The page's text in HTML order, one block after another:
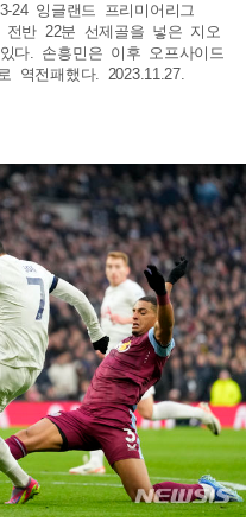
24 잉글랜드 프리미어리그
반 22분 선제골을 넣은 지오
다. 손흥민은 이후 오프사이드
역전패했다. 2023.11.27.